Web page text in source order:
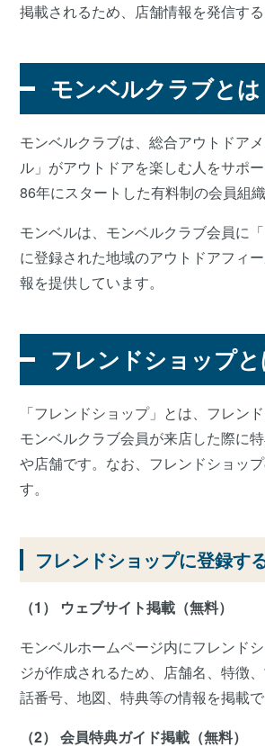
掲載されるため、店舗情報を発信する
モンベルクラブとは
モンベルクラブは、総合アウトドア
ル」がアウトドアを楽しむ人をサポ
86年にスタートした有料制の会員組織
モンベルは、モンベルクラブ会員に「
に登録された地域のアウトドアフィ
報を提供しています。
フレンドショップ
「フレンドショップ」とは、フレン
モンベルクラブ会員が来店した際に
や店舗です。なお、フレンドショッ
す。
フレンドショップに登録す
（1） ウェブサイト掲載（無料）
モンベルホームページ内にフレンド
ジが作成されるため、店舗名、特徴
話番号、地図、特典等の情報を掲載で
（2） 会員特典ガイド掲載（無料）